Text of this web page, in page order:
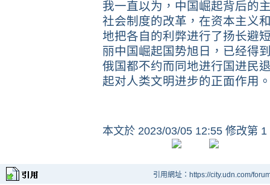
我一直以为，中国崛起背后的
社会制度的改革，在资本主义
地把各自的利弊进行了扬长避
丽中国崛起国势旭日，已经得
俄国都不约而同地进行国进民
起对人类文明进步的正面作用
本文於 2023/03/05 12:55 修改第 1
引用網址：https://city.udn.com/